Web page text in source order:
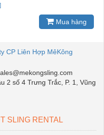
Mua hàng
CP Liên Hợp MêKông
2 số 4 Trưng Trắc, P. 1, Vũng
SLING RENTAL